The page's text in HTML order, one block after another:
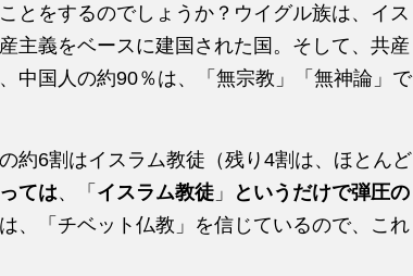
とをするのでしょうか？ウイグル族は、イス
主義をベースに建国された国。そして、共産
中国人の約90％は、「無宗教」「無神論」で
約6割はイスラム教徒（残り4割は、ほとんど
ては、「 イスラム教徒 」
というだけで弾圧の
、「チベット仏教」を信じているので、これ